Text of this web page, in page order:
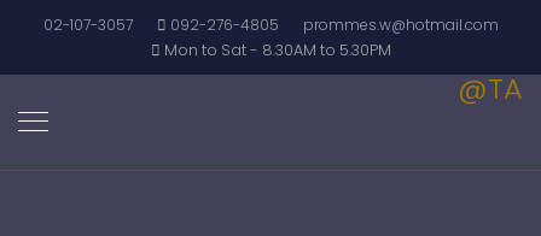
02-107-3057 092-276-4805
prommes.w@hotmail.com
Mon to Sat - 8.30AM to 5.30PM
@TA